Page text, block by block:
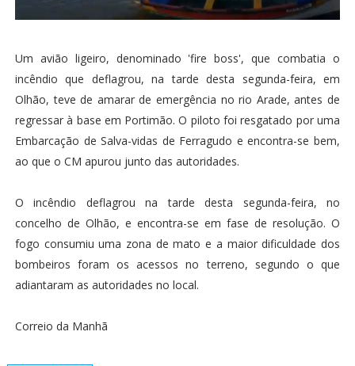
Um avião ligeiro, denominado 'fire boss', que combatia o
incêndio que deflagrou, na tarde desta segunda-feira, em
Olhão, teve de amarar de emergência no rio Arade, antes de
regressar à base em Portimão. O piloto foi resgatado por uma
Embarcação de Salva-vidas de Ferragudo e encontra-se bem,
ao que o CM apurou junto das autoridades.
O incêndio deflagrou na tarde desta segunda-feira, no
concelho de Olhão, e encontra-se em fase de resolução. O
fogo consumiu uma zona de mato e a maior dificuldade dos
bombeiros foram os acessos no terreno, segundo o que
adiantaram as autoridades no local.
Correio da Manhã